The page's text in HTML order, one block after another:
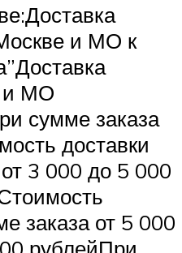
и МО к
и МО
сумме заказа
доставки
3 000 до 5 000
заказа от 5 000
рублейПри